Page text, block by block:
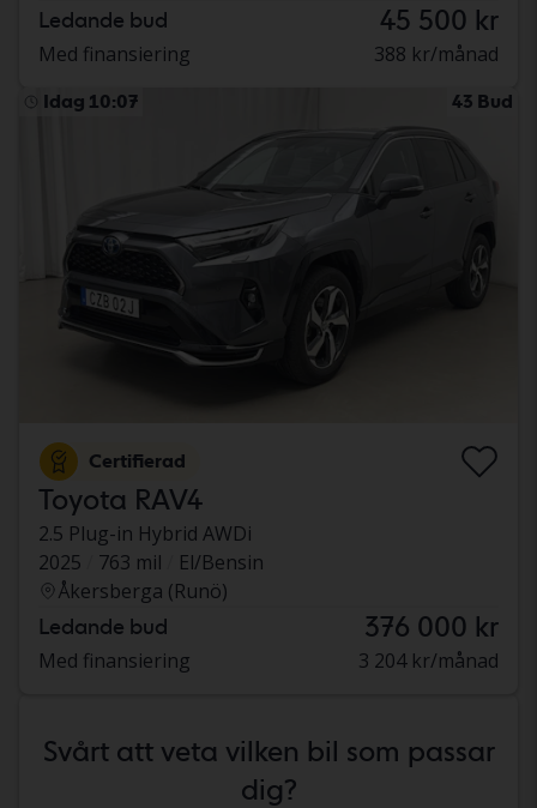
Ledande bud 45 500 kr
Med finansiering 388 kr/månad
Idag 10:07 43 Bud
Certifierad
Toyota RAV4
2.5 Plug-in Hybrid AWDi
2025
763 mil
El/Bensin
Åkersberga (Runö)
Ledande bud 376 000 kr
Med finansiering 3 204 kr/månad
Svårt att veta vilken bil som passar
dig?